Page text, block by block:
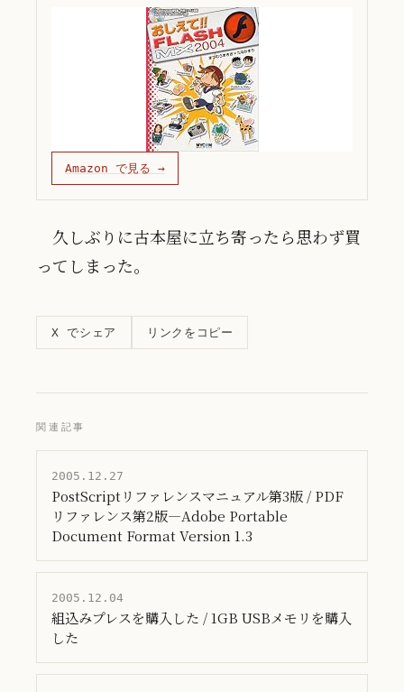
Amazon で見る →
久しぶりに古本屋に立ち寄ったら思わず買
ってしまった。
X でシェア リンクをコピー
関連記事
2005.12.27
PostScriptリファレンスマニュアル第3版 / PDF
リファレンス第2版―Adobe Portable
Document Format Version 1.3
2005.12.04
組込みプレスを購入した / 1GB USBメモリを購入
した